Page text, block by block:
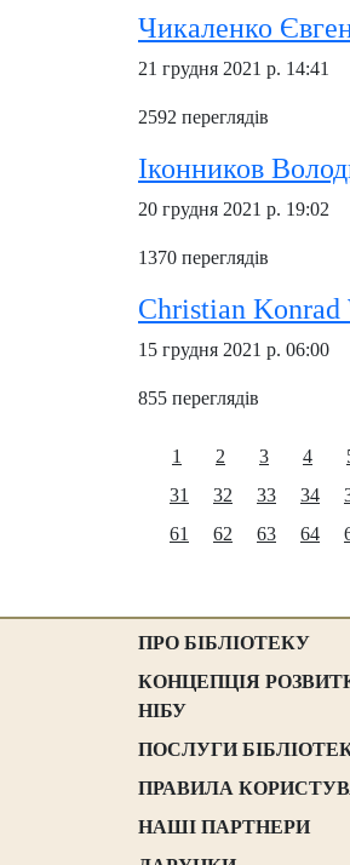
Чикаленко
21 грудня 2021 р. 14:41
2592 переглядів
Іконников
20 грудня 2021 р. 19:02
1370 переглядів
Christian
15 грудня 2021 р. 06:00
855 переглядів
1 2 3 4
31
32 33 34
61
62 63 64
ПРО БІБЛІОТЕКУ
КОНЦЕПЦІЯ
НІБУ
ПОСЛУГИ
ПРАВИЛА
НАШІ ПАРТНЕРИ